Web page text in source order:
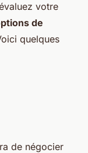
votre
de
quelques
de négocier